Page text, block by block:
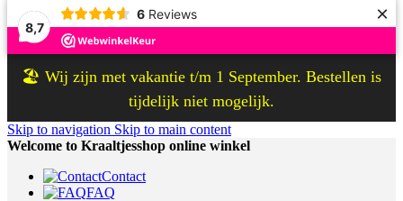
8,7
6 Reviews ×
🏖️ Wij zijn met vakantie t/m 1 September. Bestellen is
tijdelijk niet mogelijk.
Skip to navigation Skip to main content
Welcome to Kraaltjesshop online winkel
Contact
FAQ